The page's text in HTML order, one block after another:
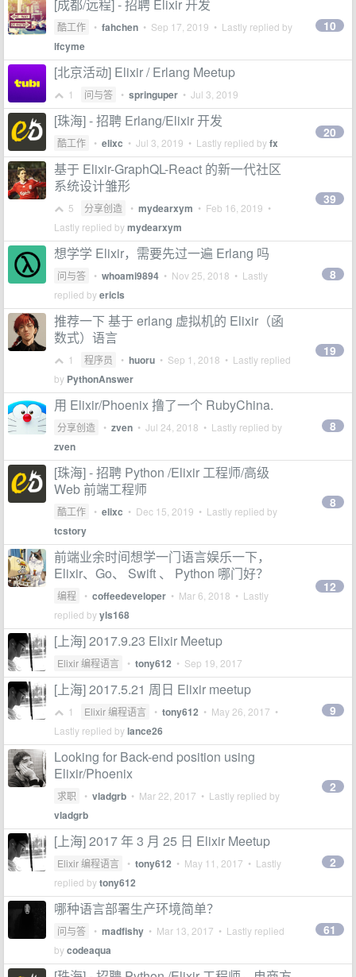
[成都/远程] - 招聘 Elixir 开发
酷工作 • fahchen • Sep 17, 2019 • Lastly replied by
lfcyme
10
[北京活动] Elixir / Erlang Meetup
1 问与答 • springuper • Jul 3, 2019
[珠海] - 招聘 Erlang/Elixir 开发
酷工作 • elixc • Jul 3, 2019 • Lastly replied byfx
20
基于 Elixir-GraphQL-React 的新一代社区
系统设计雏形
5 分享创造 • mydearxym • Feb 16, 2019 •
Lastly replied bymydearxym
39
想学学 Elixir，需要先过一遍 Erlang 吗
问与答 • whoami9894 • Nov 25, 2018 • Lastly
replied byericls
8
推荐一下 基于 erlang 虚拟机的 Elixir（函
数式）语言
1 程序员 • huoru • Sep 1, 2018 • Lastly replied
by PythonAnswer
19
用 Elixir/Phoenix 撸了一个 RubyChina.
分享创造 • zven • Jul 24, 2018 • Lastly replied by
zven
8
[珠海] - 招聘 Python /Elixir 工程师/高级
Web 前端工程师
酷工作 • elixc • Dec 15, 2019 • Lastly replied by
tcstory
8
前端业余时间想学一门语言娱乐一下，
Elixir、Go、 Swift 、 Python 哪门好？
编程 • coffeedeveloper • Mar 6, 2018 • Lastly
replied byyls168
12
[上海] 2017.9.23 Elixir Meetup
Elixir 编程语言 • tony612 • Sep 19, 2017
[上海] 2017.5.21 周日 Elixir meetup
1 Elixir 编程语言 • tony612 • May 26, 2017 •
Lastly replied bylance26
9
Looking for Back-end position using
Elixir/Phoenix
求职 • vladgrb • Mar 22, 2017 • Lastly replied by
vladgrb
2
[上海] 2017 年 3 月 25 日 Elixir Meetup
Elixir 编程语言 • tony612 • May 11, 2017 • Lastly
replied bytony612
2
哪种语言部署生产环境简单？
问与答 • madfishy • Mar 13, 2017 • Lastly replied
bycodeaqua
61